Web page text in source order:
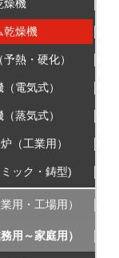
燥機
乾燥機
熱・硬化）
電気式）
蒸気式）
（工業用）
ック・鋳型)
用・工場用）
用～家庭用）